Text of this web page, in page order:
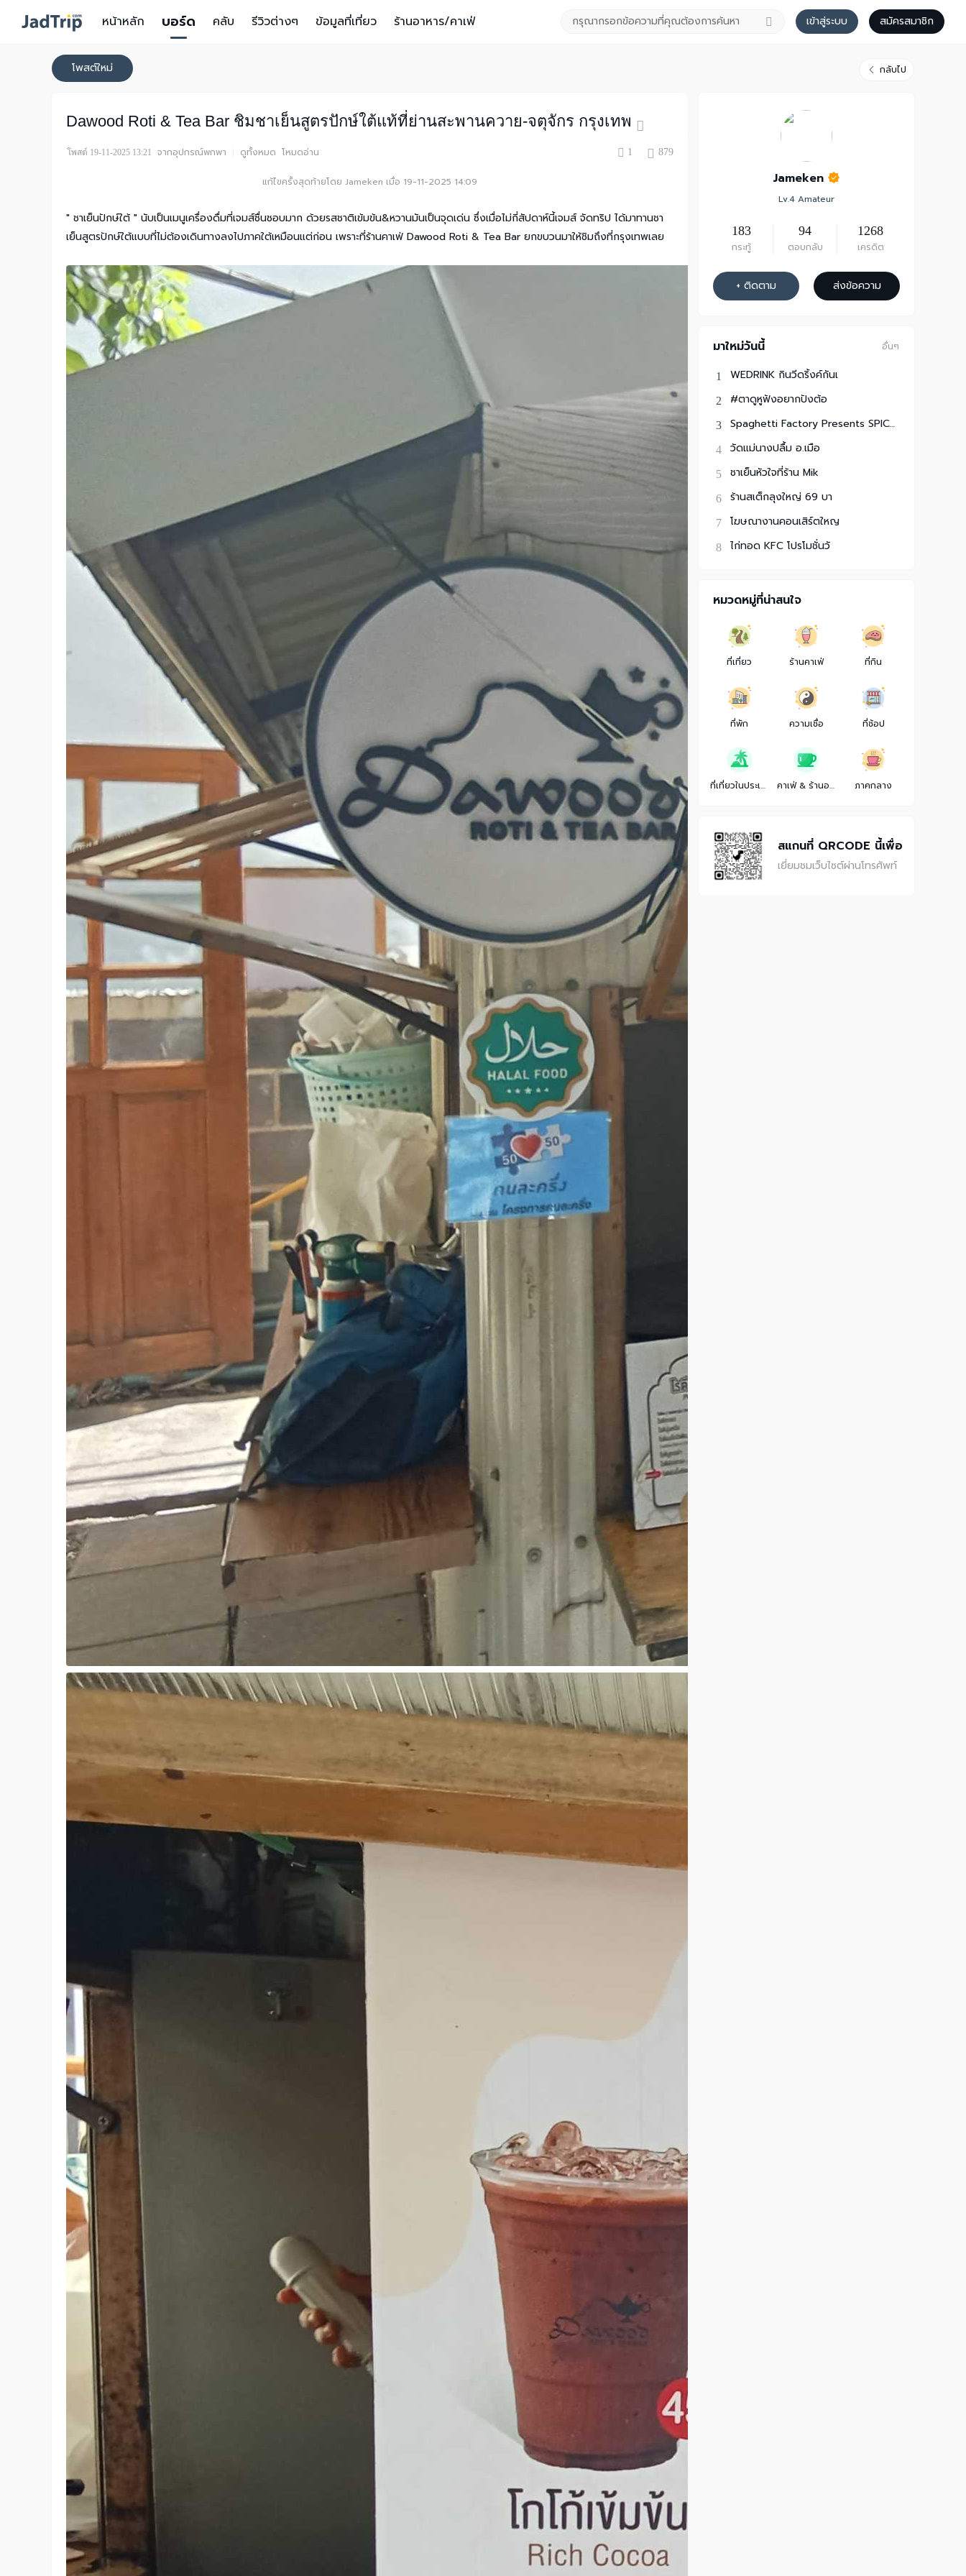
หน้าหลัก บอร์ด คลับ รีวิวต่างๆ ข้อมูลที่เที่ยว ร้านอาหาร/คาเฟ่ เข้าสู่ระบบ สมัครสมาชิก
กลับไป
โพสต์ใหม่
Dawood Roti & Tea Bar ชิมชาเย็นสูตรปักษ์ใต้แท้ที่ย่านสะพานควาย-จตุจักร กรุงเทพ
879
1
โพสต์ 19-11-2025 13:21 จากอุปกรณ์พกพา ดูทั้งหมด โหมดอ่าน
แก้ไขครั้งสุดท้ายโดย Jameken เมื่อ 19-11-2025 14:09
" ชาเย็นปักษ์ใต้ " นับเป็นเมนูเครื่องดื่มที่เจมส์ชื่นชอบมาก ด้วยรสชาติเข้มข้น&หวานมันเป็นจุดเด่น ซึ่งเมื่อไม่กี่สัปดาห์นี้เจมส์ จัดทริป ได้มาทานชา
เย็นสูตรปักษ์ใต้แบบที่ไม่ต้องเดินทางลงไปภาคใต้เหมือนแต่ก่อน เพราะที่ร้านคาเฟ่ Dawood Roti & Tea Bar ยกขบวนมาให้ชิมถึงที่กรุงเทพเลย
Jameken
Lv.4 Amateur
183
กระทู้
94
ตอบกลับ
1268
เครดิต
+ ติดตาม ส่งข้อความ
มาใหม่วันนี้ อื่นๆ
WEDRINK กินวีดริ้งค์กันเ
#ตาดูหูฟังอยากปังต้อ
Spaghetti Factory Presents SPICYDISH FRI
วัดแม่นางปลื้ม อ.เมือ
ชาเย็นหัวใจที่ร้าน Mik
ร้านสเต็กลุงใหญ่ 69 บา
โฆษณางานคอนเสิร์ตใหญ
ไก่ทอด KFC โปรโมชั่นวั
หมวดหมู่ที่น่าสนใจ
ที่เที่ยว ร้านคาเฟ่ ที่กิน
ที่พัก ความเชื่อ ที่ช้อป
ที่เที่ยวในประเทศ คาเฟ่ & ร้านอาหาร ภาคกลาง
สแกนที่ QRCODE นี้เพื่อ
เยี่ยมชมเว็บไซต์ผ่านโทรศัพท์